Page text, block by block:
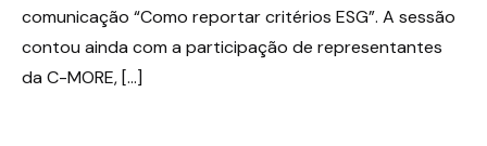
comunicação “Como reportar critérios ESG”. A sessão
contou ainda com a participação de representantes
da C-MORE, […]